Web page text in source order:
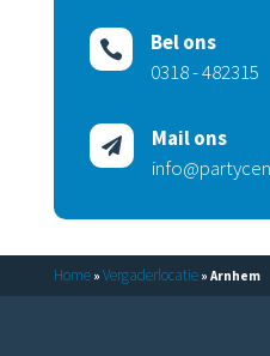

Bel ons
0318 - 482315

Mail ons
Home» Vergaderlocatie» Arnhem